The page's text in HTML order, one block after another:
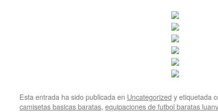
Esta entrada ha sido publicada en Uncategorized y etiquetada
camisetas basicas baratas, equipaciones de futbol baratas